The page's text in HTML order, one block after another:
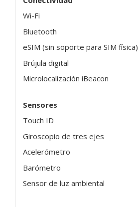
Wi-Fi
Bluetooth
eSIM (sin soporte para SIM física)
Brújula digital
Microlocalización iBeacon
Sensores
Touch ID
Giroscopio de tres ejes
Acelerómetro
Barómetro
Sensor de luz ambiental